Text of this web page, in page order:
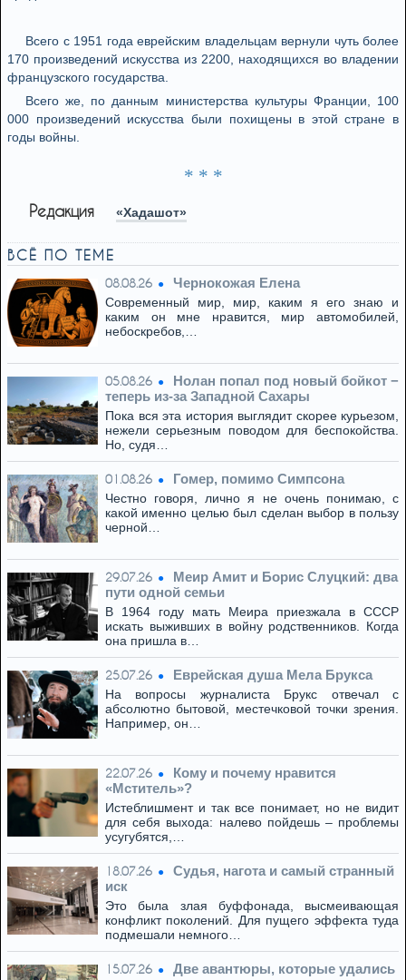
Всего с 1951 года еврейским владельцам вернули чуть более
170 произведений искусства из 2200, находящихся во владении
французского государства.
Всего же, по данным министерства культуры Франции, 100
000 произведений искусства были похищены в этой стране в
годы войны.
* * *
Редакция «Хадашот»
ВСЁ ПО ТЕМЕ
08.08.26 Чернокожая Елена
Современный мир, мир, каким я его знаю и
каким он мне нравится, мир автомобилей,
небоскребов,…
05.08.26
Нолан попал под новый бойкот −
теперь из‑за Западной Сахары
Пока вся эта история выглядит скорее курьезом,
нежели серьезным поводом для беспокойства.
Но, судя…
01.08.26 Гомер, помимо Симпсона
Честно говоря, лично я не очень понимаю, с
какой именно целью был сделан выбор в пользу
черной…
29.07.26
Меир Амит и Борис Слуцкий: два
пути одной семьи
В 1964 году мать Меира приезжала в СССР
искать выживших в войну родственников. Когда
она пришла в…
25.07.26 Eвpeйская душа Мела Брукса
На вопросы журналиста Брукс отвечал с
абсолютно бытовой, местечковой точки зрения.
Например, он…
22.07.26
Кому и почему нравится
«Мститель»?
Истеблишмент и так все понимает, но не видит
для себя выхода: налево пойдешь – проблемы
усугубятся,…
18.07.26
Cудья, нагота и самый странный
иск
Это была злая буффонада, высмеивающая
конфликт поколений. Для пущего эффекта туда
подмешали немного…
15.07.26 Две авантюры, которые удались